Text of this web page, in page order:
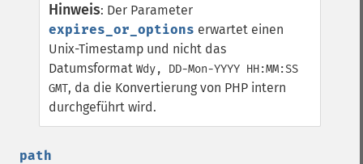
Hinweis: Der Parameter
expires_or_options erwartet einen
Unix-Timestamp und nicht das
Datumsformat Wdy, DD-Mon-YYYY HH:MM:SS
GMT, da die Konvertierung von PHP intern
durchgeführt wird.
path